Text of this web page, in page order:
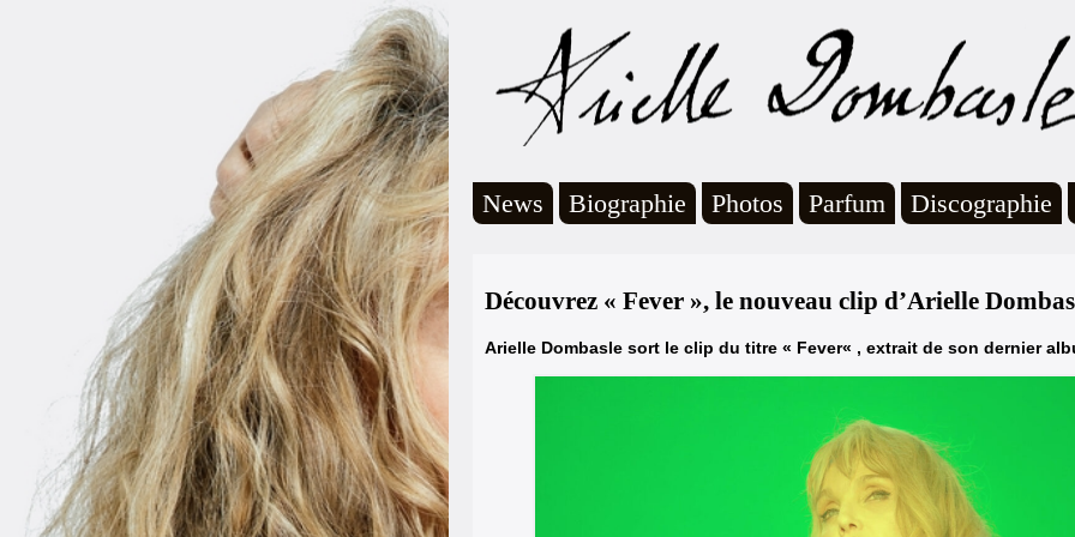
News Biographie Photos Parfum Discographie
Découvrez « Fever », le nouveau clip d’Arielle
Arielle Dombasle sort le clip du titre « Fever« , extrait de son dernier